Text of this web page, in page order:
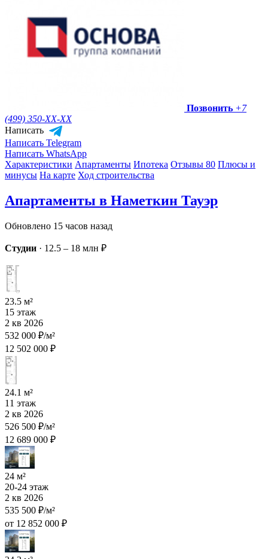
Позвонить +7
(499) 350-XX-XX
Написать
Написать Telegram
Написать WhatsApp
Характеристики Апартаменты Ипотека Отзывы 80 Плюсы и
минусы На карте Ход строительства
Апартаменты в Наметкин Тауэр
Обновлено 15 часов назад
Студии · 12.5 – 18 млн ₽
23.5 м²
15 этаж
2 кв 2026
532 000 ₽/м²
12 502 000 ₽
24.1 м²
11 этаж
2 кв 2026
526 500 ₽/м²
12 689 000 ₽
24 м²
20-24 этаж
2 кв 2026
535 500 ₽/м²
от 12 852 000 ₽